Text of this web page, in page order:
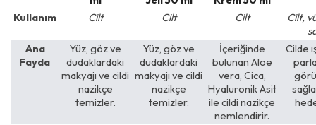
Kullanım Cilt Cilt Cilt
Cilt,
Ana
Fayda
Yüz, göz ve
dudaklardaki
makyajı ve cildi
nazikçe
temizler.
Yüz, göz ve
dudaklardaki
makyajı ve cildi
nazikçe
temizler.
İçeriğinde
bulunan Aloe
vera, Cica,
Hyaluronik Asit
ile cildi nazikçe
nemlendirir.
Cilde